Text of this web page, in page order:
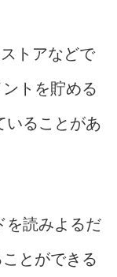
トアなどで
トを貯める
いることがあ
を読みよるだ
とができる